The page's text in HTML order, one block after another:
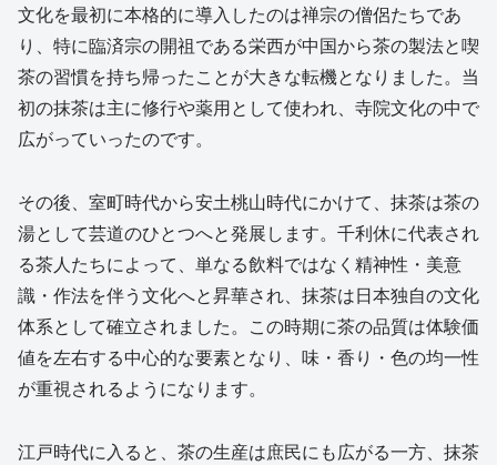
文化を最初に本格的に導入したのは禅宗の僧侶たちであ
り、特に臨済宗の開祖である栄西が中国から茶の製法と喫
茶の習慣を持ち帰ったことが大きな転機となりました。当
初の抹茶は主に修行や薬用として使われ、寺院文化の中で
広がっていったのです。
その後、室町時代から安土桃山時代にかけて、抹茶は茶の
湯として芸道のひとつへと発展します。千利休に代表され
る茶人たちによって、単なる飲料ではなく精神性・美意
識・作法を伴う文化へと昇華され、抹茶は日本独自の文化
体系として確立されました。この時期に茶の品質は体験価
値を左右する中心的な要素となり、味・香り・色の均一性
が重視されるようになります。
江戸時代に入ると、茶の生産は庶民にも広がる一方、抹茶